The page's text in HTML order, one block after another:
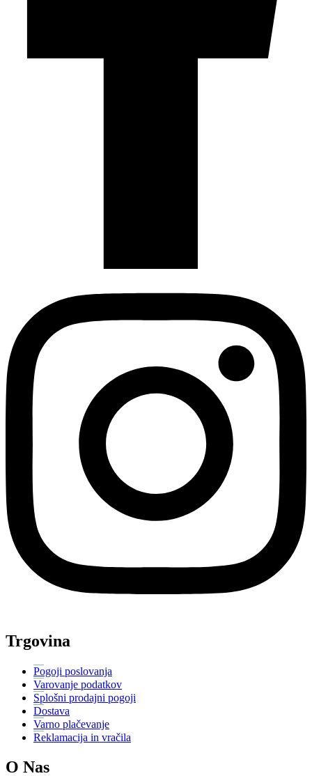
Trgovina
Pogoji poslovanja
Varovanje podatkov
Splošni prodajni pogoji
Dostava
Varno plačevanje
Reklamacija in vračila
O Nas